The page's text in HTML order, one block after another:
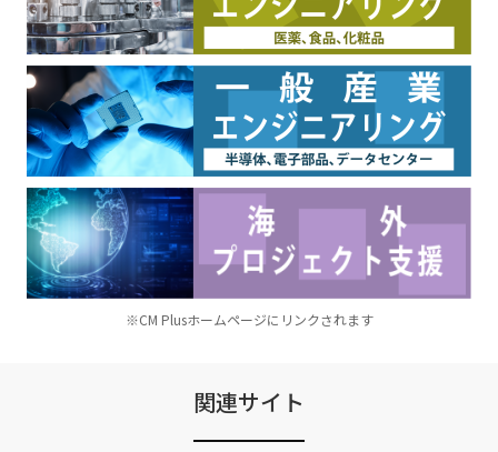
※CM Plusホームページにリンクされます
関連サイト